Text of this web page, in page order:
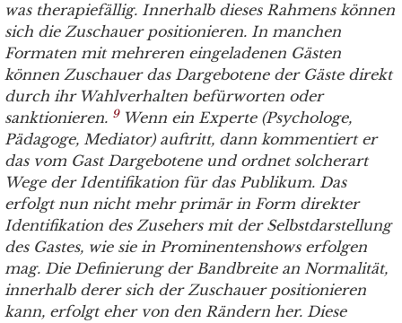
was therapiefällig. Innerhalb dieses Rahmens können
sich die Zuschauer positionieren. In manchen
Formaten mit mehreren eingeladenen Gästen
können Zuschauer das Dargebotene der Gäste direkt
durch ihr Wahlverhalten befürworten oder
sanktionieren. 9Wenn ein Experte (Psychologe,
Pädagoge, Mediator) auftritt, dann kommentiert er
das vom Gast Dargebotene und ordnet solcherart
Wege der Identifikation für das Publikum. Das
erfolgt nun nicht mehr primär in Form direkter
Identifikation des Zusehers mit der Selbstdarstellung
des Gastes, wie sie in Prominentenshows erfolgen
mag. Die Definierung der Bandbreite an Normalität,
innerhalb derer sich der Zuschauer positionieren
kann, erfolgt eher von den Rändern her. Diese